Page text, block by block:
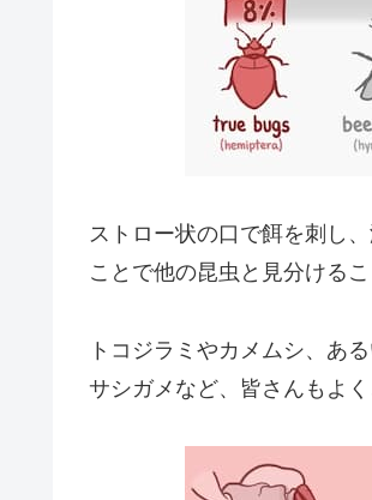
ストロー状の口で餌を刺し
ことで他の昆虫と見分けるこ
トコジラミやカメムシ、あ
サシガメなど、皆さんもよ